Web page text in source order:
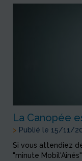
La Canopée
> Publié le 15/11/
Si vous attendiez
"minute